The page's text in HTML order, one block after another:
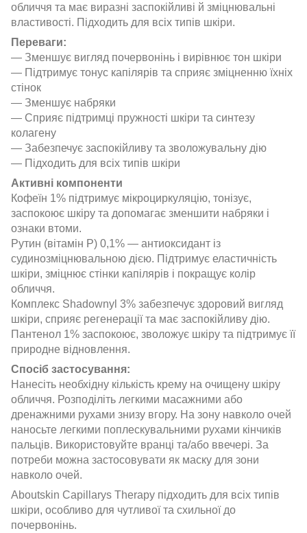
обличчя та має виразні заспокійливі й зміцнювальні
властивості. Підходить для всіх типів шкіри.
Переваги:
— Зменшує вигляд почервонінь і вирівнює тон шкіри
— Підтримує тонус капілярів та сприяє зміцненню їхніх
стінок
— Зменшує набряки
— Сприяє підтримці пружності шкіри та синтезу
колагену
— Забезпечує заспокійливу та зволожувальну дію
— Підходить для всіх типів шкіри
Активні компоненти
Кофеїн 1% підтримує мікроциркуляцію, тонізує,
заспокоює шкіру та допомагає зменшити набряки і
ознаки втоми.
Рутин (вітамін Р) 0,1% — антиоксидант із
судинозміцнювальною дією. Підтримує еластичність
шкіри, зміцнює стінки капілярів і покращує колір
обличчя.
Комплекс Shadownyl 3% забезпечує здоровий вигляд
шкіри, сприяє регенерації та має заспокійливу дію.
Пантенол 1% заспокоює, зволожує шкіру та підтримує її
природне відновлення.
Спосіб застосування:
Нанесіть необхідну кількість крему на очищену шкіру
обличчя. Розподіліть легкими масажними або
дренажними рухами знизу вгору. На зону навколо очей
наносьте легкими поплескувальними рухами кінчиків
пальців. Використовуйте вранці та/або ввечері. За
потреби можна застосовувати як маску для зони
навколо очей.
Aboutskin Capillarys Therapy підходить для всіх типів
шкіри, особливо для чутливої та схильної до
почервонінь.